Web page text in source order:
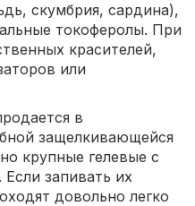
скумбрия, сардина),
токоферолы. При
красителей,
или
в
защелкивающейся
крупные гелевые с
запивать их
довольно легко